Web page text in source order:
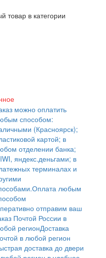
товар в категории
можно оплатить
способом:
(Красноярск);
картой; в
отделении банка;
яндекс.деньгами; в
терминалах и
Оплата любым
отправим ваш
Почтой России в
регионДоставка
в любой регион
доставка до двери